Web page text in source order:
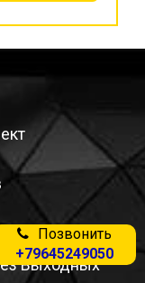
Выходных
Позвонить
+79645249050